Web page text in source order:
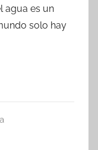
r
agua es un
solo hay